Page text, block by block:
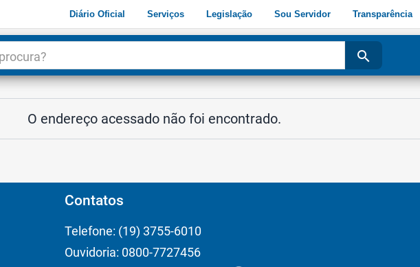
Diário Oficial Serviços Legislação Sou Servidor Transparência
search
O endereço acessado não foi encontrado.
Contatos
Telefone: (19) 3755-6010
Ouvidoria: 0800-7727456